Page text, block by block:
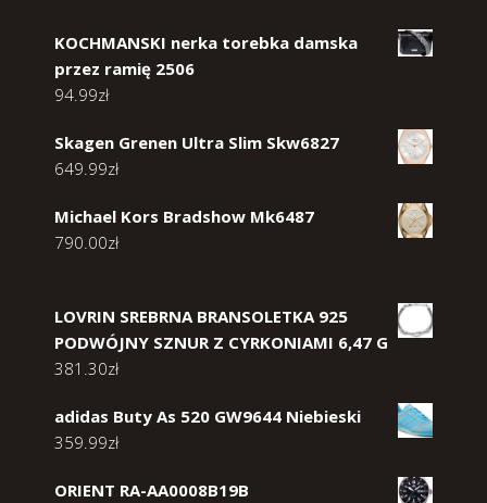
KOCHMANSKI nerka torebka damska
przez ramię 2506
94.99zł
Skagen Grenen Ultra Slim Skw6827
649.99zł
Michael Kors Bradshow Mk6487
790.00zł
LOVRIN SREBRNA BRANSOLETKA 925
PODWÓJNY SZNUR Z CYRKONIAMI 6,47 G
381.30zł
adidas Buty As 520 GW9644 Niebieski
359.99zł
ORIENT RA-AA0008B19B